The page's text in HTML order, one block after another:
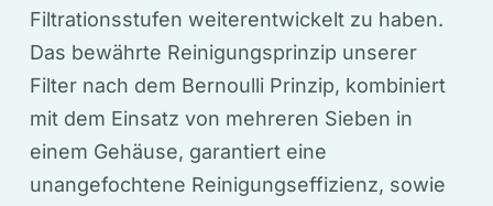
Filtrationsstufen weiterentwickelt zu haben.
Das bewährte Reinigungsprinzip unserer
Filter nach dem Bernoulli Prinzip, kombiniert
mit dem Einsatz von mehreren Sieben in
einem Gehäuse, garantiert eine
unangefochtene Reinigungseffizienz, sowie